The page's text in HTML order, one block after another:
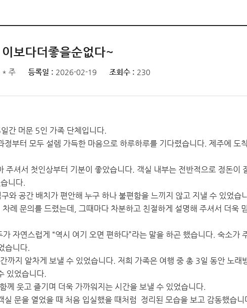
이보다더좋을순없다~
* 주 등록일 : 2026-02-19 조회수 : 230
간 머문 5인 가족 단체입니다.
부터 모두 설렘 가득한 마음으로 하루하루를 기다렸습니다. 제주에 도
셔서 첫인상부터 기분이 좋았습니다. 객실 내부는 전반적으로 정돈이
니다.
와 공간 배치가 편안해 누구 하나 불편함을 느끼지 않고 지낼 수 있었습
례 문의를 드렸는데, 그때마다 차분하고 친절하게 설명해 주셔서 더욱
자연스럽게 “역시 여기 오면 편하다”라는 말을 하곤 했습니다. 숙소가
습니다.
지 알차게 보낼 수 있었습니다. 저희 가족은 여행 중 총 3일 동안 노래
있었습니다.
께 웃고 즐기며 더욱 가까워지는 시간을 보낼 수 있었습니다.
문을 열었을 때 처음 입실했을 때처럼 정리된 모습을 보고 감동했습니